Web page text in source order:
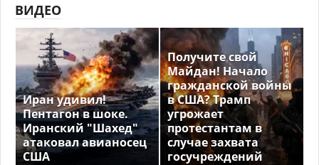
ВИДЕО
Иран удивил!
Пентагон в шоке.
Иранский "Шахед"
атаковал авианосец
США
Получите свой
Майдан! Начало
гражданской войны
в США? Трамп
угрожает
протестантам в
случае захвата
госучреждений